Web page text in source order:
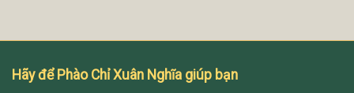
Hãy để Phào Chỉ Xuân Nghĩa giúp bạn